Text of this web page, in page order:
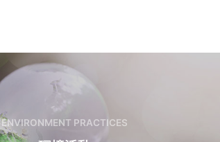
ENVIRONMENT PRACTICES